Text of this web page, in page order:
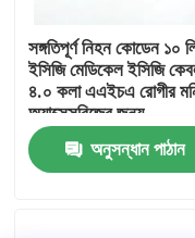
মান নিয়ন্ত্রণ
আমাদের সাথে যোগাযোগ
সঙ্গতিপূর্ণ নিহন কোডেন ১০
ইসিজি মেডিকেল ইসিজি
৪.০ কলা এএইচএ রোগীর
অ্যাক্সেসরিজের জন্য
অনুসন্ধান পাঠান